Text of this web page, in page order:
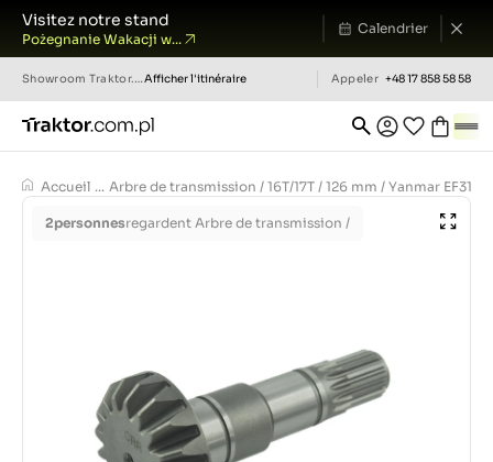
Visitez notre stand
Pożegnanie Wakacji w...
Calendrier
Showroom Traktor.com.pl Afficher l'itinéraire Appeler +48 17 858 58 58
Accueil ... Arbre de transmission / 16T/17T / 126 mm / Yanmar
2personnesregardent Arbre de transmission /